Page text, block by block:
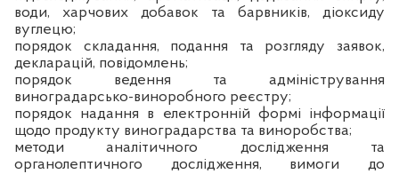
води, харчових добавок та барвників, діоксиду
вуглецю;
порядок складання, подання та розгляду заявок,
декларацій, повідомлень;
порядок ведення та адміністрування
виноградарсько-виноробного реєстру;
порядок надання в електронній формі інформації
щодо продукту виноградарства та виноробства;
методи аналітичного дослідження та
органолептичного дослідження, вимоги до